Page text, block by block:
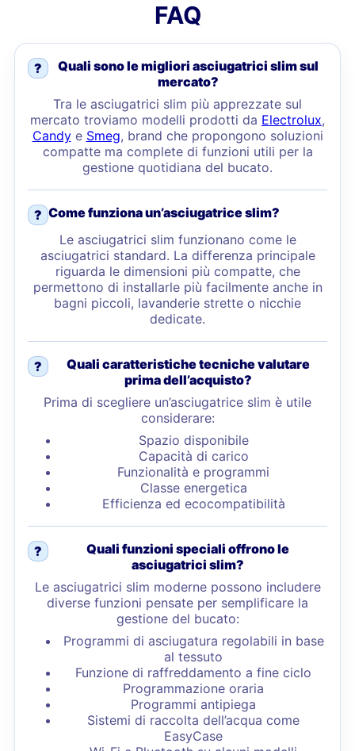
FAQ
?
Quali sono le migliori asciugatrici slim sul
mercato?
Tra le asciugatrici slim più apprezzate sul
mercato troviamo modelli prodotti da Electrolux,
Candye Smeg, brand che propongono soluzioni
compatte ma complete di funzioni utili per la
gestione quotidiana del bucato.
? Come funziona un’asciugatrice slim?
Le asciugatrici slim funzionano come le
asciugatrici standard. La differenza principale
riguarda le dimensioni più compatte, che
permettono di installarle più facilmente anche in
bagni piccoli, lavanderie strette o nicchie
dedicate.
?
Quali caratteristiche tecniche valutare
prima dell’acquisto?
Prima di scegliere un’asciugatrice slim è utile
considerare:
Spazio disponibile
Capacità di carico
Funzionalità e programmi
Classe energetica
Efficienza ed ecocompatibilità
?
Quali funzioni speciali offrono le
asciugatrici slim?
Le asciugatrici slim moderne possono includere
diverse funzioni pensate per semplificare la
gestione del bucato:
Programmi di asciugatura regolabili in base
al tessuto
Funzione di raffreddamento a fine ciclo
Programmazione oraria
Programmi antipiega
Sistemi di raccolta dell’acqua come
EasyCase